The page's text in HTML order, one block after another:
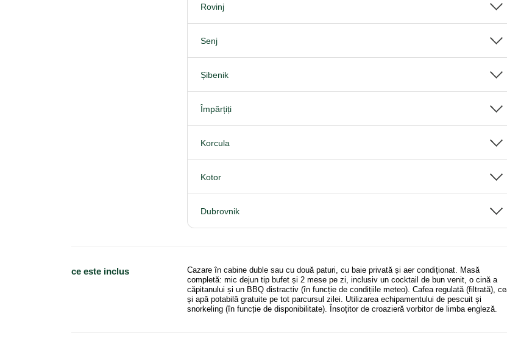
Rovinj
Senj
Șibenik
Împărțiți
Korcula
Kotor
Dubrovnik
ce este inclus
Cazare în cabine duble sau cu două paturi, cu baie privată și aer condiționat. Masă
completă: mic dejun tip bufet și 2 mese pe zi, inclusiv un cocktail de bun venit, o cină a
căpitanului și un BBQ distractiv (în funcție de condițiile meteo). Cafea regulată (filtrată),
și apă potabilă gratuite pe tot parcursul zilei. Utilizarea echipamentului de pescuit și
snorkeling (în funcție de disponibilitate). Însoțitor de croazieră vorbitor de limba engleză.